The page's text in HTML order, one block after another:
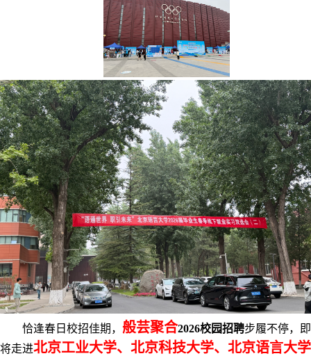
恰逢春日校招佳期， 般芸聚合2026校园招聘步履不停，即
将走进北京工业大学、北京科技大学、北京语言大学